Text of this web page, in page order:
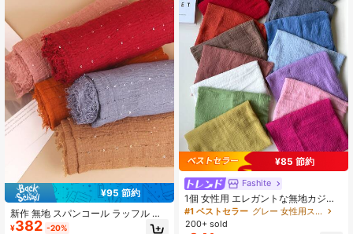
¥95 節約
新作 無地 スパンコール ラッフル エ
ッジ クラシック ベーシック ショー
¥382 -20%
¥85 節約
Fashite
1個 女性用 エレガントな無地カジュ
アル軽量スカーフ、デイリーウェ
ア、ビーチ、日よけ、春/秋のドレス
用、美的
#1 ベストセラー
グレー 女性用スカーフ
200+ sold